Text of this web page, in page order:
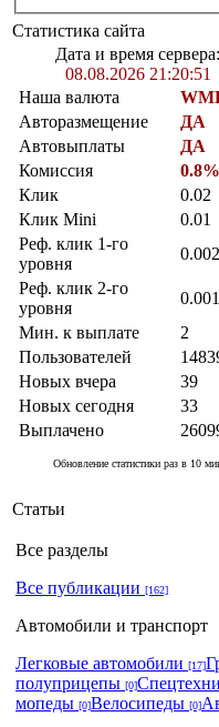
Статистика сайта
Дата и время сервера:
08.08.2026 21:20:51
Наша валюта
Авторазмещение
ДА
Автовыплаты
ДА
Комиссия
0.8%
Клик
0.02
Клик Mini
0.01
Реф. клик 1-го
уровня
0.002
Реф. клик 2-го
уровня
0.001
Мин. к выплате
2
Пользователей
Новых вчера
39
Новых сегодня
33
Выплачено
Обновление статистики раз в 10
Статьи
Все разделы
Все публикации [162]
Автомобили и транспорт
Легковые автомобили [17]
полуприцепы [0]
мопеды [0]Велосипеды [0]